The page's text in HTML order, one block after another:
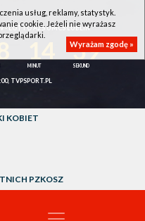
- LOTTO AZS UMCS LUBLIN
39
TVPSPORT.PL
KOBIET
PZKOSZ
usług, reklamy, statystyk.
cookie. Jeżeli nie wyrażasz
Wyrażam zgodę »